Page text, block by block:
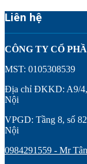
Liên hệ
CÔNG TY CỔ
MST: 0105308539
Địa chỉ ĐKKD: A9/4,
Nội
VPGD: Tầng 8, số
Nội
0984291559 - Mr Tân